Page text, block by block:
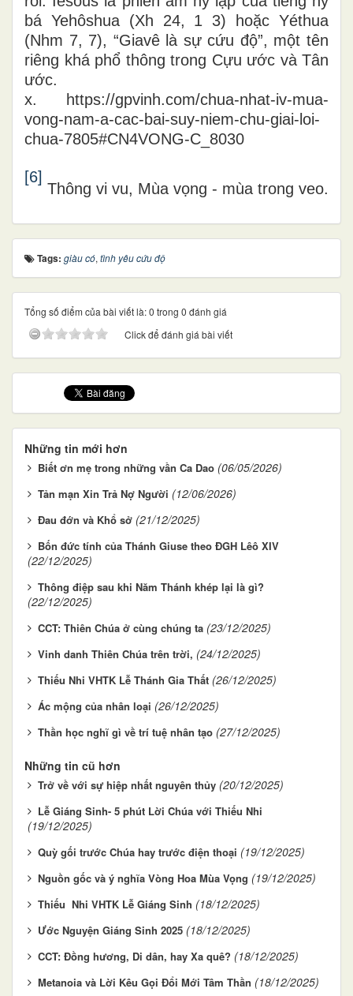
bá Yehôshua (Xh 24, 1 3) hoặc Yéthua
(Nhm 7, 7), “Giavê là sự cứu độ”, một tên
riêng khá phổ thông trong Cựu ước và Tân
ước.
x.
https://gpvinh.com/chua-nhat-iv-mua-
vong-nam-a-cac-bai-suy-niem-chu-giai-loi-
chua-7805#CN4VONG-C_8030
[6]
Thông vi vu, Mùa vọng - mùa trong veo.
Tags: giàu có, tình yêu cứu độ
Tổng số điểm của bài viết là: 0 trong 0 đánh giá
Click để đánh giá bài viết
Những tin mới hơn
Biết ơn mẹ trong những vần Ca Dao (06/05/2026)
Tản mạn Xin Trả Nợ Người (12/06/2026)
Đau đớn và Khổ sở (21/12/2025)
Bốn đức tính của Thánh Giuse theo ĐGH Lêô XIV
(22/12/2025)
Thông điệp sau khi Năm Thánh khép lại là gì?
(22/12/2025)
CCT: Thiên Chúa ở cùng chúng ta (23/12/2025)
Vinh danh Thiên Chúa trên trời, (24/12/2025)
Thiếu Nhi VHTK Lễ Thánh Gia Thất (26/12/2025)
Ác mộng của nhân loại (26/12/2025)
Thần học nghĩ gì về trí tuệ nhân tạo (27/12/2025)
Những tin cũ hơn
Trở về với sự hiệp nhất nguyên thủy (20/12/2025)
Lễ Giáng Sinh- 5 phút Lời Chúa với Thiếu Nhi
(19/12/2025)
Quỳ gối trước Chúa hay trước điện thoại (19/12/2025)
Nguồn gốc và ý nghĩa Vòng Hoa Mùa Vọng (19/12/2025)
Thiếu Nhi VHTK Lễ Giáng Sinh (18/12/2025)
Ước Nguyện Giáng Sinh 2025 (18/12/2025)
CCT: Đồng hương, Di dân, hay Xa quê? (18/12/2025)
Metanoia và Lời Kêu Gọi Đổi Mới Tâm Thần (18/12/2025)